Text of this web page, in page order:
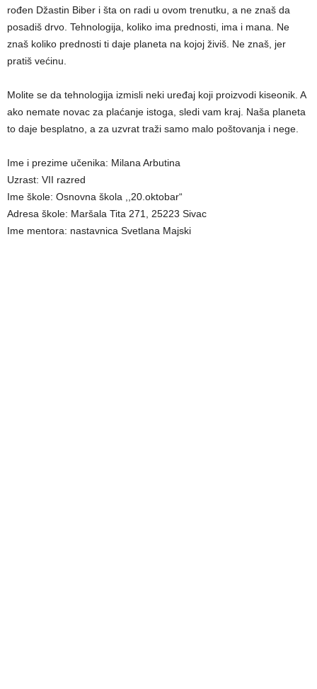
rođen Džastin Biber i šta on radi u ovom trenutku, a ne znaš da
posadiš drvo. Tehnologija, koliko ima prednosti, ima i mana. Ne
znaš koliko prednosti ti daje planeta na kojoj živiš. Ne znaš, jer
pratiš većinu.
Molite se da tehnologija izmisli neki uređaj koji proizvodi kiseonik. A
ako nemate novac za plaćanje istoga, sledi vam kraj. Naša planeta
to daje besplatno, a za uzvrat traži samo malo poštovanja i nege.
Ime i prezime učenika: Milana Arbutina
Uzrast: VII razred
Ime škole: Osnovna škola ,,20.oktobar“
Adresa škole: Maršala Tita 271, 25223 Sivac
Ime mentora: nastavnica Svetlana Majski